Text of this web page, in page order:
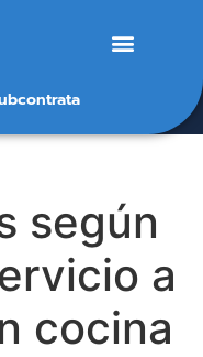
según
a
cocina